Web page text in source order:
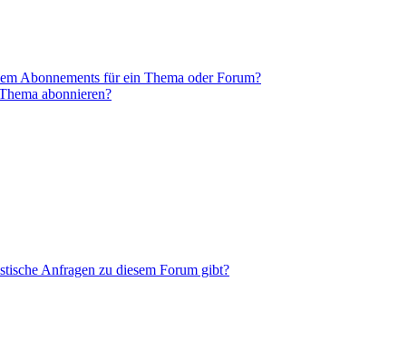
Abonnements für ein Thema oder Forum?
abonnieren?
Anfragen zu diesem Forum gibt?